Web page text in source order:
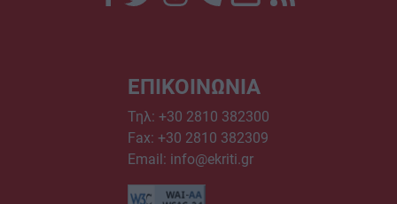
ΕΠΙΚΟΙΝΩΝΙΑ
Τηλ: +30 2810 382300
Fax: +30 2810 382309
Email: info@ekriti.gr